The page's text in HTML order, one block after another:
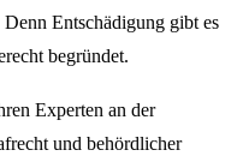
Entschädigung gibt es
begründet.
Experten an der
und behördlicher